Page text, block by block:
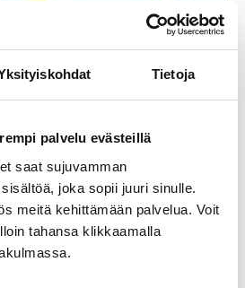
Tietoja
palvelu evästeillä
saat sujuvamman
joka sopii juuri sinulle.
meitä kehittämään palvelua. Voit
tahansa klikkaamalla
Linkedin
Jaa EmailJaa Print
aloittaessamme hallituksen
suruviestin.
Matti Kaskenaho on
järkyttyneitä menettäessämme